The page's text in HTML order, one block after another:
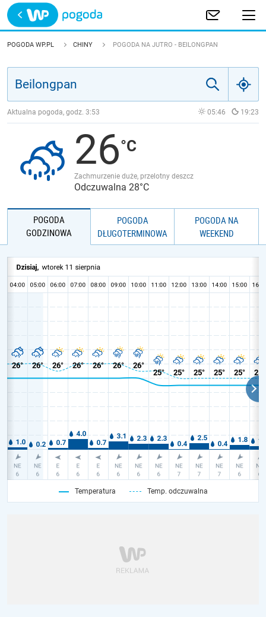
Trwa ładowanie
POLSKA
JAKOŚĆ POWIETRZA
POGODA WP.PL CHINY POGODA NA JUTRO - BEILONGPAN
Aktualna pogoda, godz. 3:53 05:46 19:23
26
Zachmurzenie duże, przelotny deszcz
Odczuwalna 28°C
POGODA
GODZINOWA
POGODA
DŁUGOTERMINOWA
POGODA NA
WEEKEND
Temperatura Temp. odczuwalna